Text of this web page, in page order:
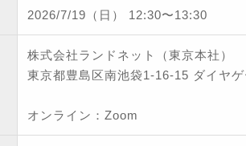
2026/7/19（日） 12:30〜13:30
株式会社ランドネット（東京本社）
東京都豊島区南池袋1-16-15 ダイヤ
オンライン：Zoom